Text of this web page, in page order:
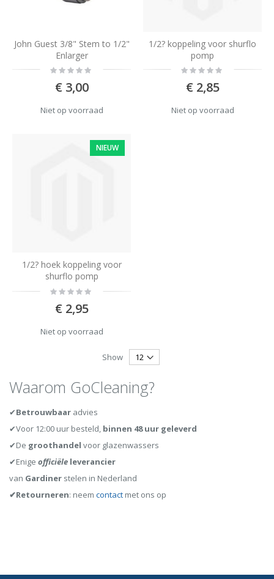
John Guest 3/8" Stem to 1/2"
Enlarger
Rating:
0%
€ 3,00
Niet op voorraad
1/2? koppeling voor shurflo
pomp
Rating:
0%
€ 2,85
Niet op voorraad
NIEUW
1/2? hoek koppeling voor
shurflo pomp
Rating:
0%
€ 2,95
Niet op voorraad
Show
Waarom GoCleaning?
✔Betrouwbaar advies
✔Voor 12:00 uur besteld, binnen 48 uur geleverd
✔De groothandel voor glazenwassers
✔Enige officiële leverancier
van Gardiner stelen in Nederland
✔Retourneren: neem contact met ons op